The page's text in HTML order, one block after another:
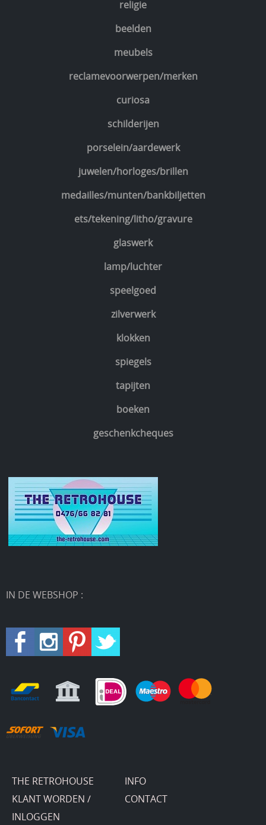
religie
beelden
meubels
reclamevoorwerpen/merken
curiosa
schilderijen
porselein/aardewerk
juwelen/horloges/brillen
medailles/munten/bankbiljetten
ets/tekening/litho/gravure
glaswerk
lamp/luchter
speelgoed
zilverwerk
klokken
spiegels
tapijten
boeken
geschenkcheques
IN DE WEBSHOP :
THE RETROHOUSE
INFO
KLANT WORDEN /
INLOGGEN
CONTACT